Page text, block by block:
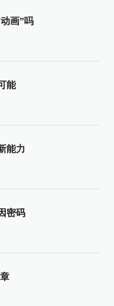
画”吗
能
能力
密码